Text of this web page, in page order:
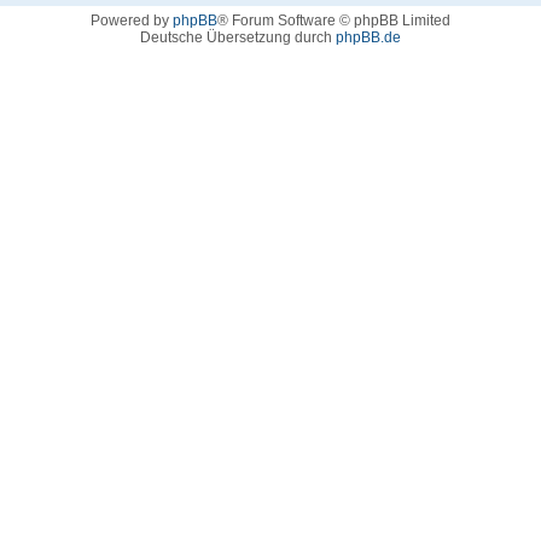
Powered by phpBB® Forum Software © phpBB Limited
Deutsche Übersetzung durch phpBB.de